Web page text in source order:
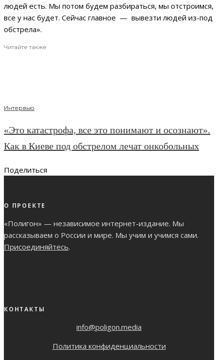
людей есть. Мы потом будем разбираться, мы отстроимся,
все у нас будет. Сейчас главное — вывезти людей из-под
обстрела».
Читайте также
Интервью
«Это катастрофа, все это понимают и осознают».
Как в Киеве под обстрелом лечат онкобольных
Поделиться
О ПРОЕКТЕ
«Полигон» — независимое интернет-издание. Мы
рассказываем о России и мире. Мы учим и учимся сами.
Присоединяйтесь.
КОНТАКТЫ
info@poligon.media
Политика конфиденциальности